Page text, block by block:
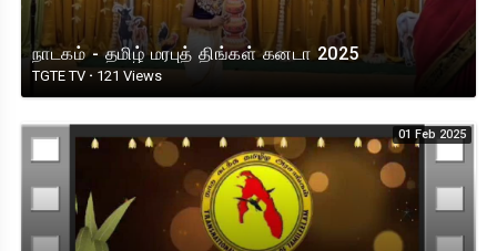
நாடகம் - தமிழ் மரபுத் திங்கள் கனடா 2025
TGTE TV · 121 Views
01 Feb 2025